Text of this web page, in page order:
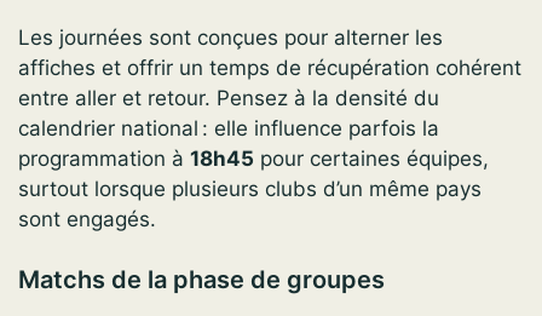
Les journées sont conçues pour alterner les
affiches et offrir un temps de récupération cohérent
entre aller et retour. Pensez à la densité du
calendrier national : elle influence parfois la
programmation à 18h45 pour certaines équipes,
surtout lorsque plusieurs clubs d’un même pays
sont engagés.
Matchs de la phase de groupes